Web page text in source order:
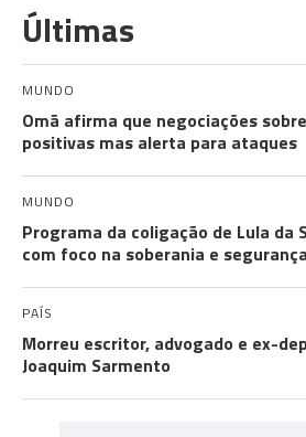
Últimas
MUNDO
Omã afirma que negociações
positivas mas alerta para ataques
MUNDO
Programa da coligação de Lula da
com foco na soberania e segurança
PAÍS
Morreu escritor, advogado e ex-
Joaquim Sarmento